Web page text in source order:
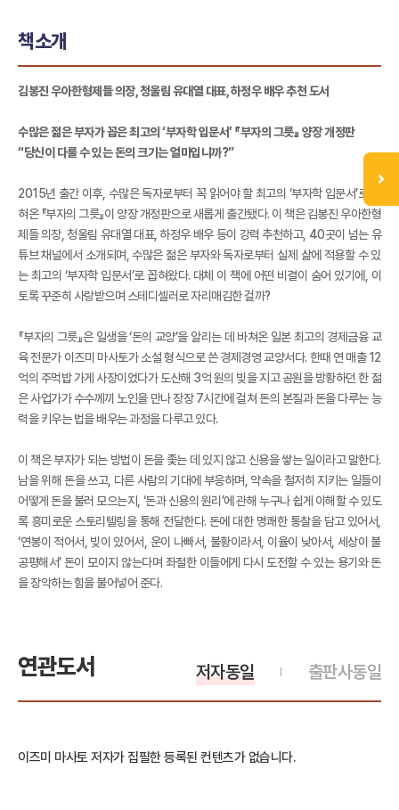
책소개
김봉진 우아한형제들 의장, 청울림 유대열 대표, 하정우 배우 추천 도서
수많은 젊은 부자가 꼽은 최고의 ‘부자학 입문서’ 『부자의 그릇』 양장 개정판
“당신이 다룰 수 있는 돈의 크기는 얼마입니까?”
2015년 출간 이후, 수많은 독자로부터 꼭 읽어야 할 최고의 ‘부자학 입문서’로 꼽
혀온 『부자의 그릇』이 양장 개정판으로 새롭게 출간됐다. 이 책은 김봉진 우아한형
제들 의장, 청울림 유대열 대표, 하정우 배우 등이 강력 추천하고, 40곳이 넘는 유
튜브 채널에서 소개되며, 수많은 젊은 부자와 독자로부터 실제 삶에 적용할 수 있
는 최고의 ‘부자학 입문서’로 꼽혀왔다. 대체 이 책에 어떤 비결이 숨어 있기에, 이
토록 꾸준히 사랑받으며 스테디셀러로 자리매김한 걸까?
『부자의 그릇』은 일생을 ‘돈의 교양’을 알리는 데 바쳐온 일본 최고의 경제금융 교
육 전문가 이즈미 마사토가 소설 형식으로 쓴 경제경영 교양서다. 한때 연 매출 12
억의 주먹밥 가게 사장이었다가 도산해 3억 원의 빚을 지고 공원을 방황하던 한 젊
은 사업가가 수수께끼 노인을 만나 장장 7시간에 걸쳐 돈의 본질과 돈을 다루는 능
력을 키우는 법을 배우는 과정을 다루고 있다.
이 책은 부자가 되는 방법이 돈을 좇는 데 있지 않고 신용을 쌓는 일이라고 말한다.
남을 위해 돈을 쓰고, 다른 사람의 기대에 부응하며, 약속을 철저히 지키는 일들이
어떻게 돈을 불러 모으는지, ‘돈과 신용의 원리’에 관해 누구나 쉽게 이해할 수 있도
록 흥미로운 스토리텔링을 통해 전달한다. 돈에 대한 명쾌한 통찰을 담고 있어서,
‘연봉이 적어서, 빚이 있어서, 운이 나빠서, 불황이라서, 이율이 낮아서, 세상이 불
공평해서’ 돈이 모이지 않는다며 좌절한 이들에게 다시 도전할 수 있는 용기와 돈
을 장악하는 힘을 불어넣어 준다.
연관도서 출판사동일
저자동일
이즈미 마사토 저자가 집필한 등록된 컨텐츠가 없습니다.